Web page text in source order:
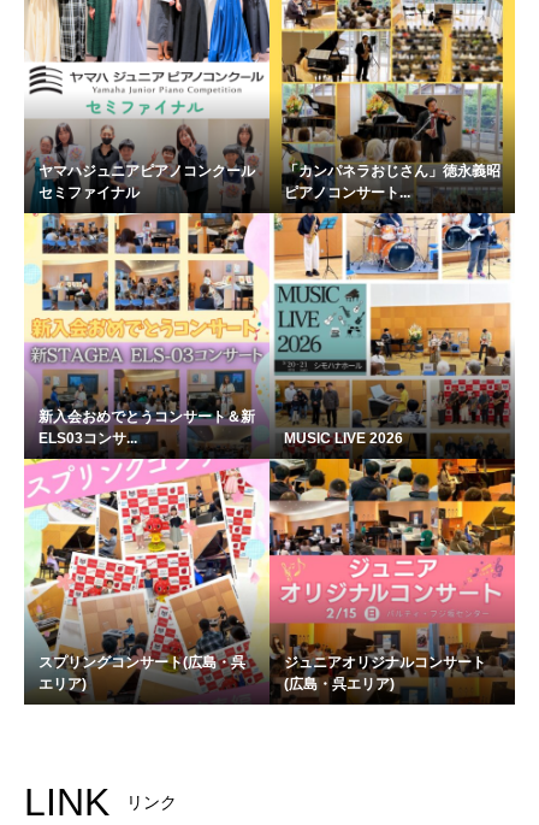
ヤマハジュニアピアノコンクール
セミファイナル
「カンパネラおじさん」徳永義昭
ピアノコンサート...
新入会おめでとうコンサート＆新
ELS03コンサ...
MUSIC LIVE 2026
スプリングコンサート(広島・呉
エリア)
ジュニアオリジナルコンサート
(広島・呉エリア)
LINK リンク